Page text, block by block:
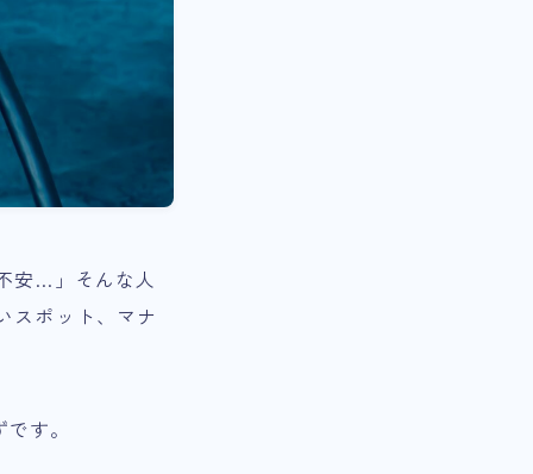
安…」そんな人
スポット、マナ
す。